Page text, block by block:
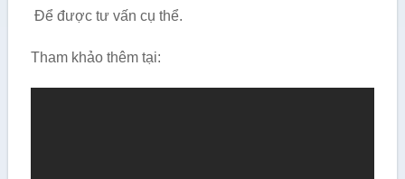
Để được tư vấn cụ thể.
Tham khảo thêm tại: